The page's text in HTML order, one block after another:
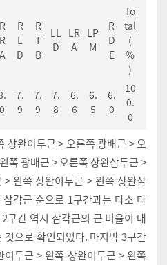
R
R
A
R
L
D
R
T
B
LL
D
LR
A
LP
M
R
D
E
To
tal
(
%
)
0
7.
9
7.
9
7.
8
6.
6
6.
5
6.
0
10
0.
0
상완이두근 > 오른쪽 광배근 > 오
쪽 광배근 > 오른쪽 상완삼두근 >
왼쪽 상완이두근 > 왼쪽 상완삼
각근 순으로 1구간과는 다소 다
구간 역시 삼각근의 근 비율이 대
으로 확인되었다. 마지막 3구간
두근 > 왼쪽 상완이두근 > 왼쪽